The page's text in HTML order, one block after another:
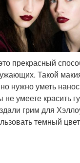
прекрасный
Такой
нужно уметь
умеете красить
грим для
темный